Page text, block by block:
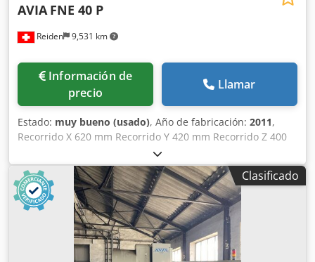
Reiden 9,531 km
AVIA FNE 40 P
Información de
precio
Llamar
Estado: muy bueno (usado), Año de fabricación: 2011,
Recorrido X 620 mm Recorrido Y 420 mm Recorrido Z 400
mm Tamaño de la mesa 800 x 400 mm ISO 40 (DIN 69871A)
Distancia entre la mesa y la nariz del husillo 500
Velocidades del husillo 4000/8000 rpm Cedpfxewnbrds
Ailsrf Recorrido del eje del taladro: 80 mm Tornillos de
bolas a. Ejes Desplazamientos rápidos X, Y, Z 5,5,4
(m/min) Potencia KW 10,5 (13,7) Sujeción de
herramientas: hidráulica Dimensiones LxAnxAl
2000x2760x2050 Peso aproximado. 1900 kilogramos
Clasificado